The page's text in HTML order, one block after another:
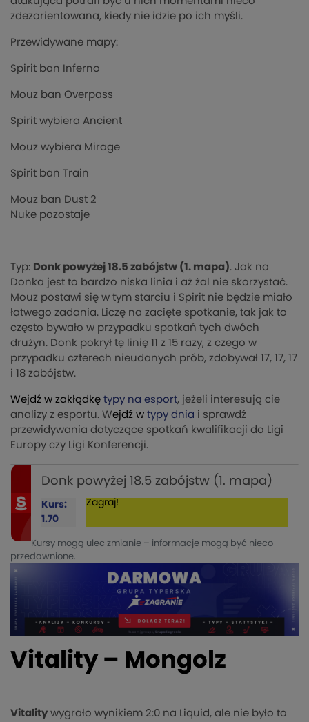
zdezorientowana, kiedy nie idzie po ich myśli.
Przewidywane mapy:
Spirit ban Inferno
Mouz ban Overpass
Spirit wybiera Ancient
Mouz wybiera Mirage
Spirit ban Train
Mouz ban Dust 2
Nuke pozostaje
Typ: Donk powyżej 18.5 zabójstw (1. mapa). Jak na
Donka jest to bardzo niska linia i aż żal nie skorzystać.
Mouz postawi się w tym starciu i Spirit nie będzie miało
łatwego zadania. Liczę na zacięte spotkanie, tak jak to
często bywało w przypadku spotkań tych dwóch
drużyn. Donk pokrył tę linię 11 z 15 razy, z czego w
przypadku czterech nieudanych prób, zdobywał 17, 17, 17
i 18 zabójstw.
Wejdź w zakłądkę typy na esport, jeżeli interesują cie
analizy z esportu. Wejdź w typy dnia i sprawdź
przewidywania dotyczące spotkań kwalifikacji do Ligi
Europy czy Ligi Konferencji.
Donk powyżej 18.5 zabójstw (1. mapa)
Kurs:
1.70
Zagraj!
Kursy mogą ulec zmianie – informacje mogą być nieco
przedawnione.
Vitality – Mongolz
Vitality wygrało wynikiem 2:0 na Liquid, ale nie było to